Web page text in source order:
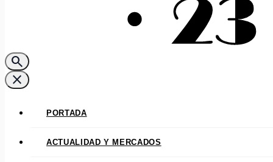
search
close
PORTADA
ACTUALIDAD Y MERCADOS